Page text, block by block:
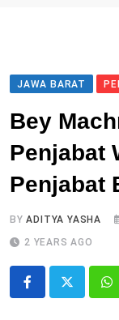
JAWA BARAT
Bey
Penjabat
Penjabat
BYADITYA YASHA
2 YEARS AGO